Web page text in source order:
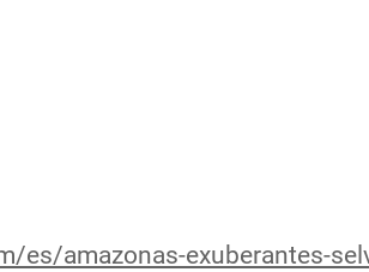
es/amazonas-exuberantes-